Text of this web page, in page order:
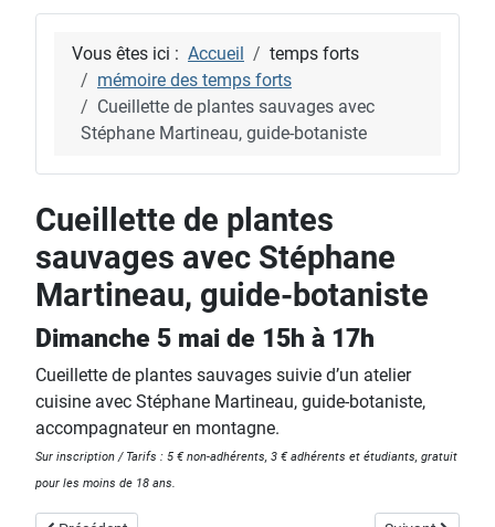
Vous êtes ici : Accueil
temps forts
mémoire des temps forts
Cueillette de plantes sauvages avec
Stéphane Martineau, guide-botaniste
Cueillette de plantes
sauvages avec Stéphane
Martineau, guide-botaniste
Dimanche 5 mai de 15h à 17h
Cueillette de plantes sauvages suivie d’un atelier
cuisine avec Stéphane Martineau, guide-botaniste,
accompagnateur en montagne.
Sur inscription / Tarifs : 5 € non-adhérents, 3 € adhérents et étudiants, gratuit
pour les moins de 18 ans.